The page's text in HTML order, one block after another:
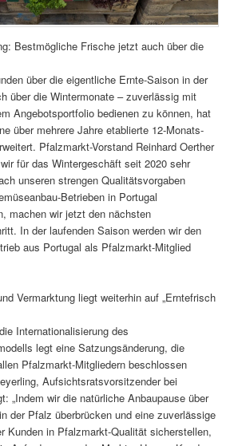
Bestmögliche Frische jetzt auch über die
über die eigentliche Ernte-Saison in der
über die Wintermonate – zuverlässig mit
Angebotsportfolio bedienen zu können, hat
über mehrere Jahre etablierte 12-Monats-
Pfalzmarkt-Vorstand Reinhard Oerther
für das Wintergeschäft seit 2020 sehr
unseren strengen Qualitätsvorgaben
Betrieben in Portugal
machen wir jetzt den nächsten
In der laufenden Saison werden wir den
aus Portugal als Pfalzmarkt-Mitglied
Vermarktung liegt weiterhin auf „Erntefrisch
Internationalisierung des
legt eine Satzungsänderung, die
Pfalzmarkt-Mitgliedern beschlossen
Aufsichtsratsvorsitzender bei
„Indem wir die natürliche Anbaupause über
der Pfalz überbrücken und eine zuverlässige
Kunden in Pfalzmarkt-Qualität sicherstellen,